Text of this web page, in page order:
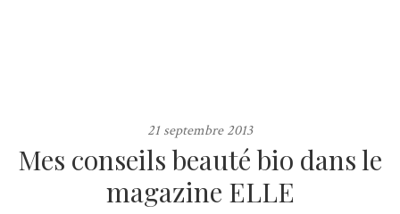
21 septembre 2013
Mes conseils beauté bio dans le
magazine ELLE